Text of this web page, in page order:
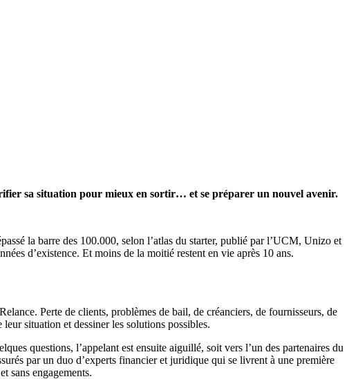
sa situation pour mieux en sortir… et se préparer un nouvel avenir.
la barre des 100.000, selon l’atlas du starter, publié par l’UCM, Unizo et
d’existence. Et moins de la moitié restent en vie après 10 ans.
Perte de clients, problèmes de bail, de créanciers, de fournisseurs, de
situation et dessiner les solutions possibles.
questions, l’appelant est ensuite aiguillé, soit vers l’un des partenaires du
par un duo d’experts financier et juridique qui se livrent à une première
sans engagements.